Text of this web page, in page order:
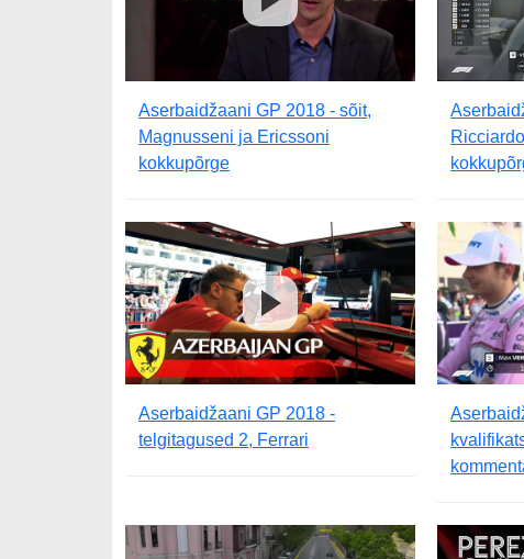
Aserbaidžaani GP 2018 - sõit,
Magnusseni ja Ericssoni
kokkupõrge
Aserbaidžaani GP 2018 -
telgitagused 2, Ferrari